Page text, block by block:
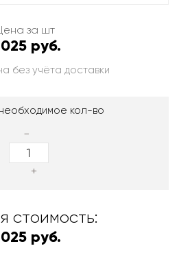
за шт
руб.
без учёта доставки
кол-во
-
+
стоимость:
руб.